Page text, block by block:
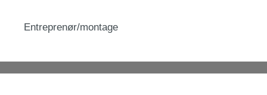
Entreprenør/montage